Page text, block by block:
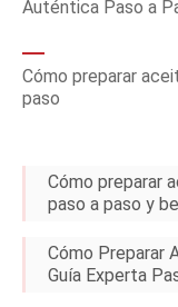
Auténtica Paso a
Cómo preparar
paso
Cómo preparar
paso a paso y
Cómo Preparar
Guía Experta